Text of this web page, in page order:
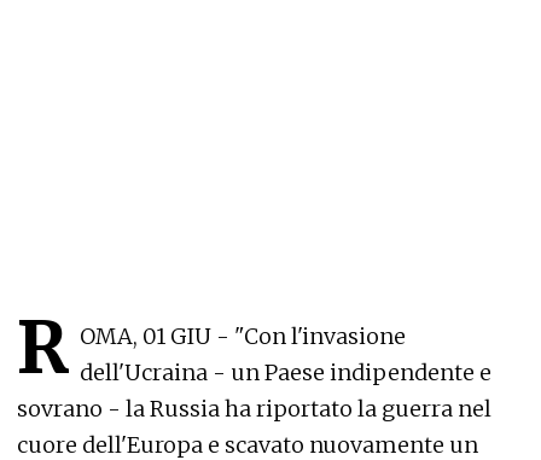
R OMA, 01 GIU - "Con l'invasione
dell'Ucraina - un Paese indipendente e
sovrano - la Russia ha riportato la guerra nel
cuore dell'Europa e scavato nuovamente un